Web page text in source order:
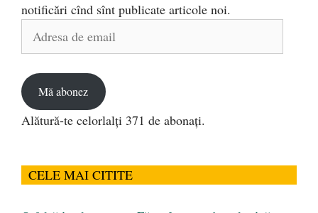
notificări cînd sînt publicate articole noi.
Adresa
Mă abonez
Alătură-te celorlalți 371 de abonați.
CELE MAI CITITE